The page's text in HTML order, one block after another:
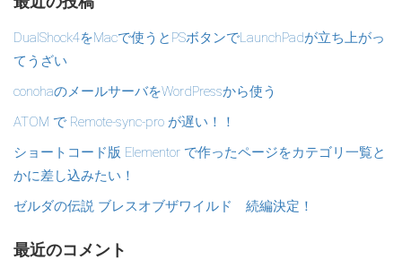
DualShock4をMacで使うとPSボタンでLaunchPadが立ち上がっ
てうざい
conohaのメールサーバをWordPressから使う
ATOM で Remote-sync-pro が遅い！！
ショートコード版 Elementor で作ったページをカテゴリ一覧と
かに差し込みたい！
ゼルダの伝説 ブレスオブザワイルド 続編決定！
最近のコメント